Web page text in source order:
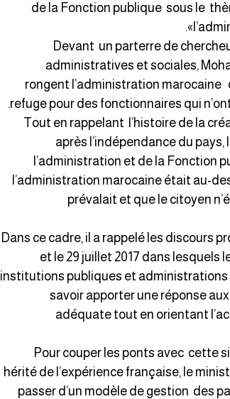
de la Fonction publique sous le
Devant un parterre de
administratives et sociales,
rongent l’administration marocaine
refuge pour des fonctionnaires qui
Tout en rappelant l’histoire de la
après l’indépendance du
l’administration et de la Fonction
l’administration marocaine était au-
prévalait et que le citoyen
Dans ce cadre, il a rappelé les discours
et le 29 juillet 2017 dans lesquels
institutions publiques et administrations
savoir apporter une réponse
adéquate tout en orientant
Pour couper les ponts avec cette
hérité de l’expérience française, le
passer d’un modèle de gestion des